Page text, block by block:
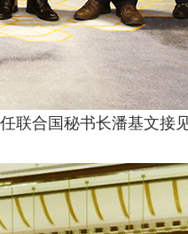
联合国秘书长潘基文接